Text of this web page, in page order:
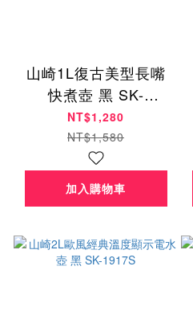
山崎1L復古美型長嘴
快煮壺 黑 SK-
1833SB(B)
NT$1,280
NT$1,580
加入購物車